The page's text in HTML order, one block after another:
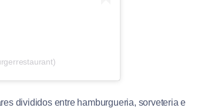
divididos entre hamburgueria, sorveteria e